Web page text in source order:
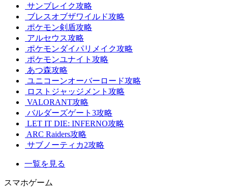
サンブレイク攻略
ブレスオブザワイルド攻略
ポケモン剣盾攻略
アルセウス攻略
ポケモンダイパリメイク攻略
ポケモンユナイト攻略
あつ森攻略
ユニコーンオーバーロード攻略
ロストジャッジメント攻略
VALORANT攻略
バルダーズゲート3攻略
LET IT DIE: INFERNO攻略
ARC Raiders攻略
サブノーティカ2攻略
一覧を見る
スマホゲーム